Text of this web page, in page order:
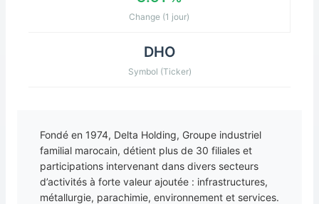
Change (1 jour)
DHO
Symbol (Ticker)
Fondé en 1974, Delta Holding, Groupe industriel
familial marocain, détient plus de 30 filiales et
participations intervenant dans divers secteurs
d’activités à forte valeur ajoutée : infrastructures,
métallurgie, parachimie, environnement et services.